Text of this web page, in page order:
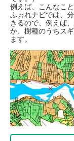
例えば、こんなこと
ふぉれナビでは、
きるので、例えば
か、樹種のうちス
ます。